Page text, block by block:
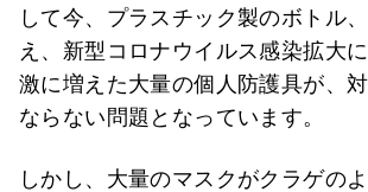
して今、プラスチック製のボトル
え、新型コロナウイルス感染拡大
激に増えた大量の個人防護具が、
ならない問題となっています。
しかし、大量のマスクがクラゲの